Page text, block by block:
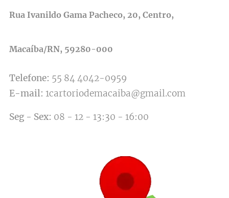
Rua Ivanildo Gama Pacheco, 20, Centro,
Macaíba/RN, 59280-000
Telefone: 55 84 4042-0959
E-mail: 1cartoriodemacaiba@gmail.com
Seg - Sex: 08 - 12 - 13:30 - 16:00